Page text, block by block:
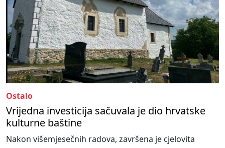
Ostalo
Vrijedna investicija sačuvala je dio hrvatske
kulturne baštine
Nakon višemjesečnih radova, završena je cjelovita